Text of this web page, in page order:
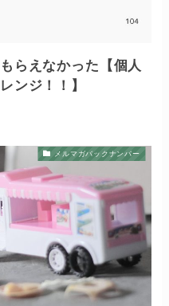
らえなかった【個人
ンジ！！】
メルマガバックナンバー